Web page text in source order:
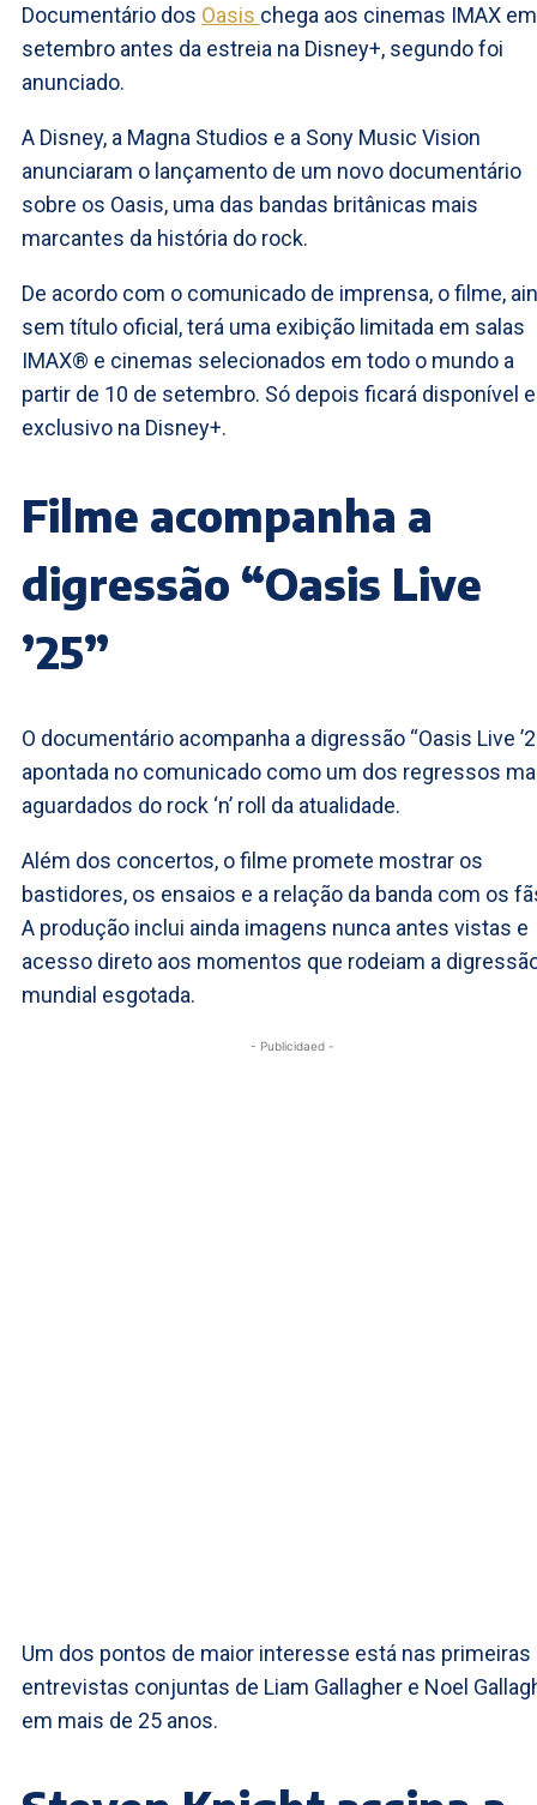
Documentário dos Oasis chega aos cinemas IMAX em
setembro antes da estreia na Disney+, segundo foi
anunciado.
A Disney, a Magna Studios e a Sony Music Vision
anunciaram o lançamento de um novo documentário
sobre os Oasis, uma das bandas britânicas mais
marcantes da história do rock.
De acordo com o comunicado de imprensa, o filme,
sem título oficial, terá uma exibição limitada em salas
IMAX® e cinemas selecionados em todo o mundo a
partir de 10 de setembro. Só depois ficará disponível
exclusivo na Disney+.
Filme acompanha a
digressão “Oasis Live
’25”
O documentário acompanha a digressão “Oasis Live
apontada no comunicado como um dos regressos
aguardados do rock ‘n’ roll da atualidade.
Além dos concertos, o filme promete mostrar os
bastidores, os ensaios e a relação da banda com os
A produção inclui ainda imagens nunca antes vistas e
acesso direto aos momentos que rodeiam a
mundial esgotada.
- Publicidaed -
Um dos pontos de maior interesse está nas primeiras
entrevistas conjuntas de Liam Gallagher e Noel
em mais de 25 anos.